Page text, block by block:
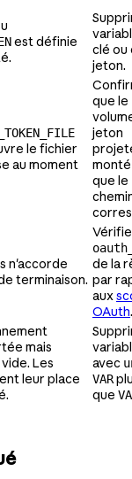
est définie
clé ou
jeton.
le fichier
au moment
que le
jeton
que le
n'accorde
terminaison.
de la
par
aux
OAuth.
mais
Les
leur place
avec
VAR
que